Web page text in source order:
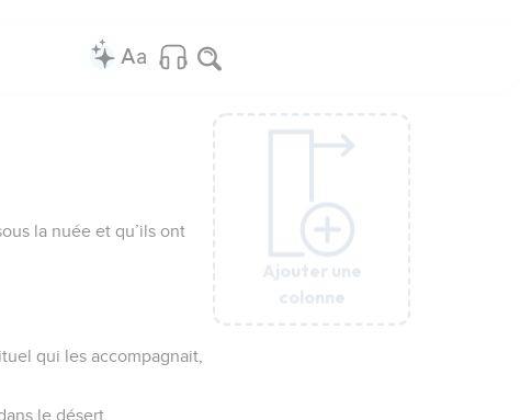
Ajouter une
colonne
Ajouter une
colonne
la nuée et qu’ils ont
qui les accompagnait,
le désert.
Ajouter une
colonne
Ajouter une
colonne
Ajouter une
colonne